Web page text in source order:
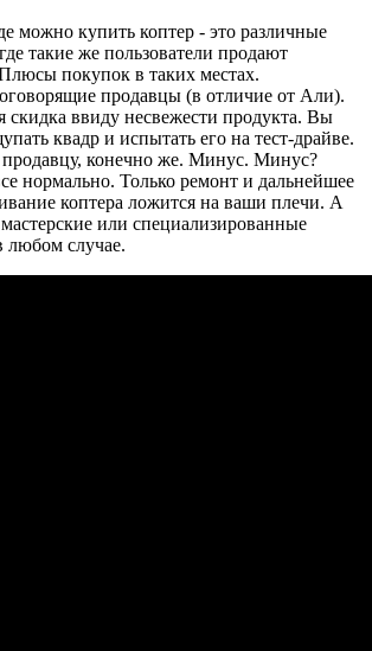
можно купить коптер - это различные
такие же пользователи продают
покупок в таких местах.
продавцы (в отличие от Али).
ввиду несвежести продукта. Вы
квадр и испытать его на тест-драйве.
продавцу, конечно же. Минус. Минус?
нормально. Только ремонт и дальнейшее
коптера ложится на ваши плечи. А
мастерские или специализированные
любом случае.